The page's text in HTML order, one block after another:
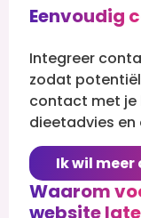
Eenvoudig
Integreer
zodat
contact met je
dieetadvies en
Ik wil
Waarom
website